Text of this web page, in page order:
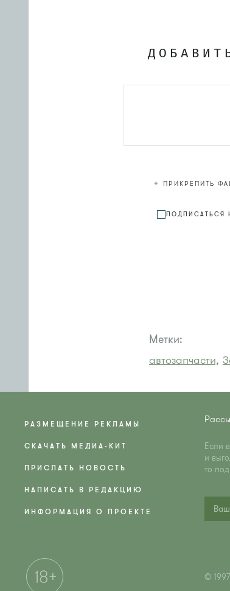
+ ПРИКРЕПИТЬ
ПОДПИСАТЬСЯ
Метки:
автозапчасти,
РАЗМЕЩЕНИЕ РЕКЛАМЫ
СКАЧАТЬ МЕДИА-КИТ
ПРИСЛАТЬ НОВОСТЬ
НАПИСАТЬ В РЕДАКЦИЮ
ИНФОРМАЦИЯ О ПРОЕКТЕ
Если
и
то
©